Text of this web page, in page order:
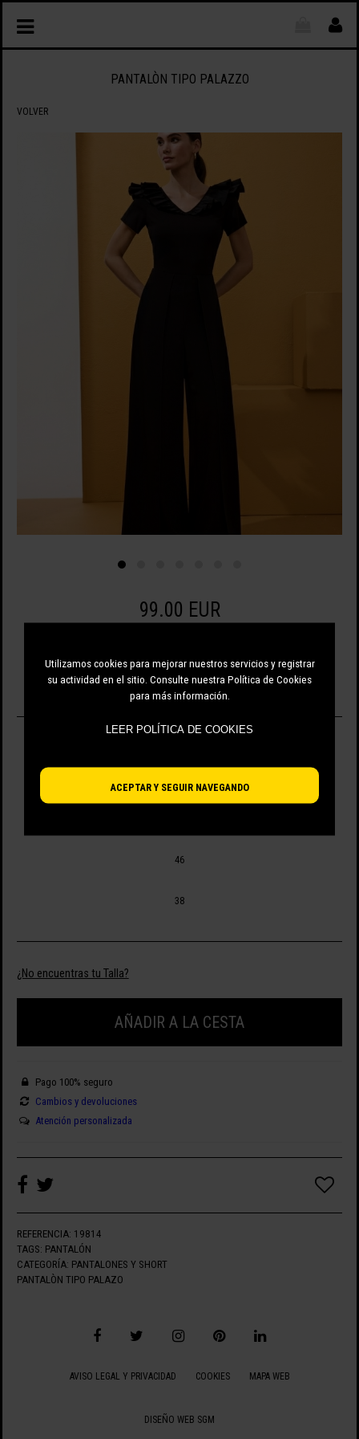
Utilizamos cookies para mejorar nuestros servicios y registrar
su actividad en el sitio. Consulte nuestra Política de Cookies
para más información.
ACEPTAR Y SEGUIR NAVEGANDO
PANTALÒN TIPO PALAZZO
VOLVER
99.00 EUR
NEGRO
46
38
¿No encuentras tu Talla?
AÑADIR A LA CESTA
Pago 100% seguro
Cambios y devoluciones
Atención personalizada
REFERENCIA: 19814
TAGS: PANTALÓN
CATEGORÍA: PANTALONES Y SHORT
PANTALÒN TIPO PALAZO
AVISO LEGAL Y PRIVACIDAD COOKIES MAPA WEB
DISEÑO WEB SGM
LEER POLÍTICA DE COOKIES